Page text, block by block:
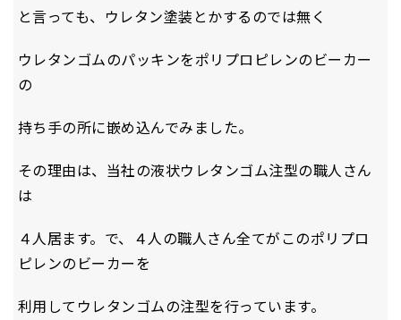
と言っても、ウレタン塗装とかするのでは無く
ウレタンゴムのパッキンをポリプロピレンのビーカー
の
持ち手の所に嵌め込んでみました。
その理由は、当社の液状ウレタンゴム注型の職人さん
は
４人居ます。で、４人の職人さん全てがこのポリプロ
ピレンのビーカーを
利用してウレタンゴムの注型を行っています。